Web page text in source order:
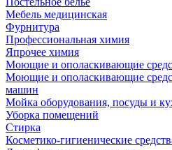
Мебель медицинская
Фурнитура
Профессиональная химия
Япрочее химия
Моющие и ополаскивающие
Моющие и ополаскивающие
машин
Мойка оборудования, посуды и
Уборка помещений
Стирка
Косметико-гигиенические